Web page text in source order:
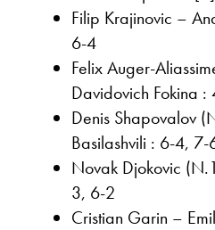
Filip Krajinovic –
6-4
Felix Auger-
Davidovich Fokina
Denis Shapovalov
Basilashvili : 6-4,
Novak Djokovic
3, 6-2
Cristian Garin –